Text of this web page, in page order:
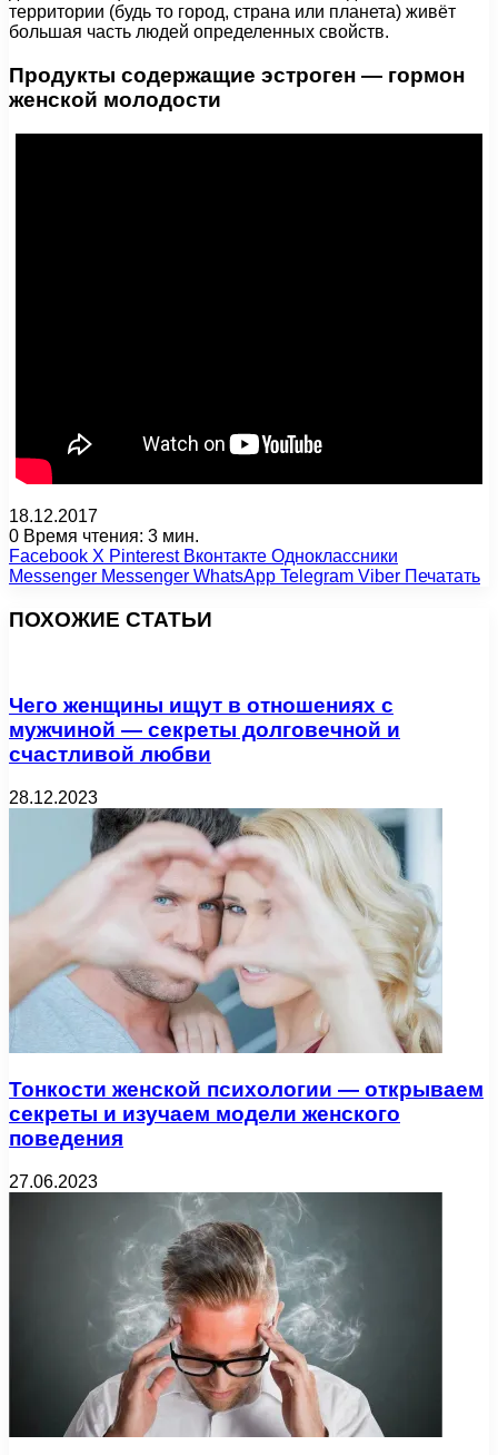
территории (будь то город, страна или планета) живёт
большая часть людей определенных свойств.
Продукты содержащие эстроген — гормон
женской молодости
18.12.2017
0 Время чтения: 3 мин.
Facebook X Pinterest Вконтакте Одноклассники
Messenger Messenger WhatsApp Telegram Viber Печатать
ПОХОЖИЕ СТАТЬИ
Чего женщины ищут в отношениях с
мужчиной — секреты долговечной и
счастливой любви
28.12.2023
Тонкости женской психологии — открываем
секреты и изучаем модели женского
поведения
27.06.2023